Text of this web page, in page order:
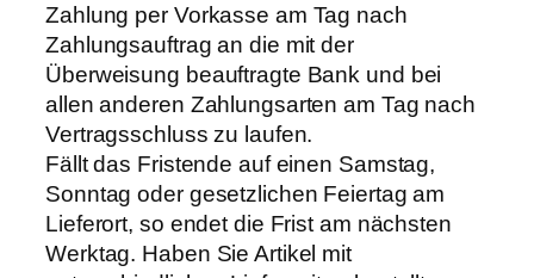
Zahlung per Vorkasse am Tag nach
Zahlungsauftrag an die mit der
Überweisung beauftragte Bank und bei
allen anderen Zahlungsarten am Tag nach
Vertragsschluss zu laufen.
Fällt das Fristende auf einen Samstag,
Sonntag oder gesetzlichen Feiertag am
Lieferort, so endet die Frist am nächsten
Werktag. Haben Sie Artikel mit